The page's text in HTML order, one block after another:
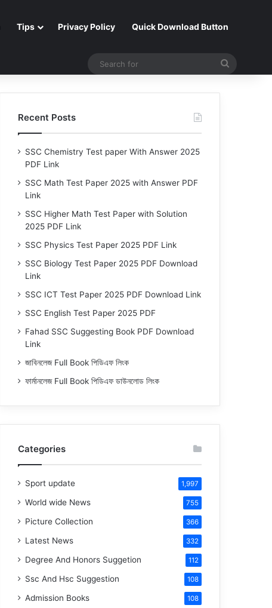
Tips Privacy Policy Quick Download Button
Recent Posts
SSC Chemistry Test paper With Answer 2025
PDF Link
SSC Math Test Paper 2025 with Answer PDF
Link
SSC Higher Math Test Paper with Solution
2025 PDF Link
SSC Physics Test Paper 2025 PDF Link
SSC Biology Test Paper 2025 PDF Download
Link
SSC ICT Test Paper 2025 PDF Download Link
SSC English Test Paper 2025 PDF
Fahad SSC Suggesting Book PDF Download
Link
জাবিনলেজ Full Book পিডিএফ লিংক
ফার্মানলেজ Full Book পিডিএফ ডাউনলোড লিংক
Categories
Sport update 1,997
World wide News 755
Picture Collection 366
Latest News 332
Degree And Honors Suggetion 112
Ssc And Hsc Suggestion 108
Admission Books 108